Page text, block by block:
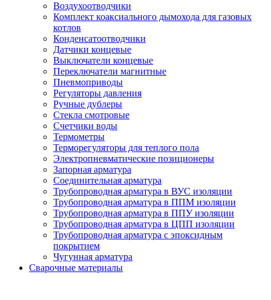
Воздухоотводчики
Комплект коаксиального дымохода для газовых
котлов
Конденсатоотводчики
Датчики концевые
Выключатели концевые
Переключатели магнитные
Пневмоприводы
Регуляторы давления
Ручные дублеры
Стекла смотровые
Счетчики воды
Термометры
Терморегуляторы для теплого пола
Электропневматические позиционеры
Запорная арматура
Соединительная арматура
Трубопроводная арматура в ВУС изоляции
Трубопроводная арматура в ППМ изоляции
Трубопроводная арматура в ППУ изоляции
Трубопроводная арматура в ЦПП изоляции
Трубопроводная арматура с эпоксидным
покрытием
Чугунная арматура
Сварочные материалы